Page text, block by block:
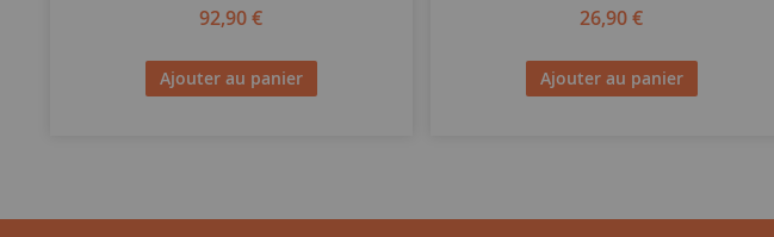
92,90 €
Ajouter au panier
26,90 €
Ajouter au panier